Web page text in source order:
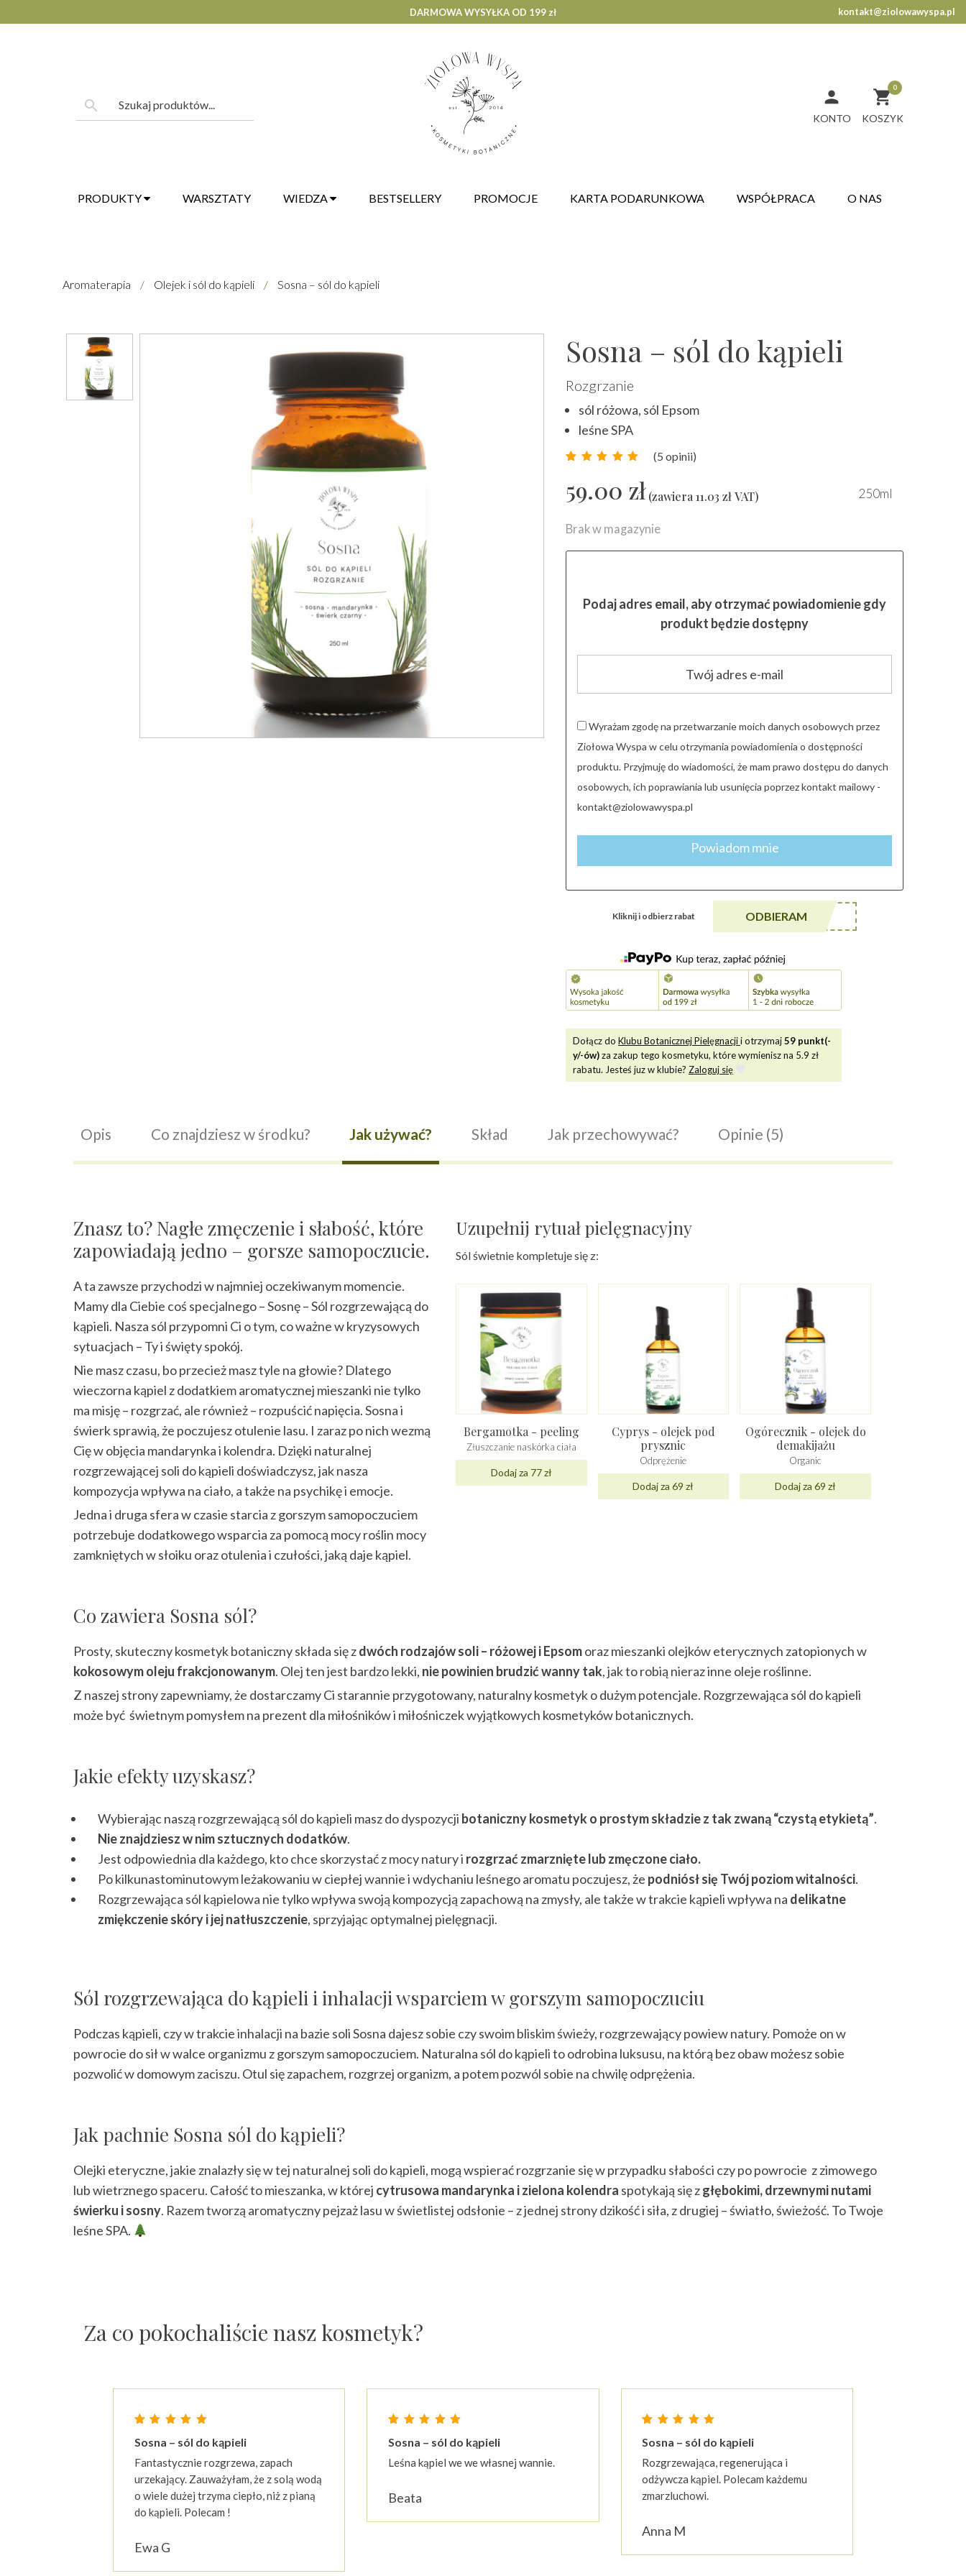
to
DARMOWA WYSYŁKA OD 199 zł kontakt@ziolowawyspa.pl
search 0

KONTO
PRODUKTY WARSZTATY WIEDZA BESTSELLERY PROMOCJE KARTA PODARUNKOWA WSPÓŁPRACA O NAS
Aromaterapia / Olejek i sól do kąpieli / Sosna – sól do kąpieli
Sosna – sól do kąpieli
Rozgrzanie
sól różowa, sól Epsom
leśne SPA
(5 opinii)
59.00 zł (zawiera11.03 złVAT) 250ml
Brak w magazynie
Podaj adres email, aby otrzymać powiadomienie gdy
produkt będzie dostępny
Wyrażam zgodę na przetwarzanie moich danych osobowych przez
Ziołowa Wyspa w celu otrzymania powiadomienia o dostępności
produktu. Przyjmuję do wiadomości, że mam prawo dostępu do danych
osobowych, ich poprawiania lub usunięcia poprzez kontakt mailowy -
kontakt@ziolowawyspa.pl
Powiadom mnie
Kliknij i odbierz rabat ODBIERAM
******A5
Dołącz do Klubu Botanicznej Pielęgnacjii otrzymaj59 punkt(-
y/-ów)za zakup tego kosmetyku, które wymienisz na 5.9 zł
rabatu. Jesteś juz w klubie? Zaloguj się
Opis Co znajdziesz w środku? Jak używać? Skład Jak przechowywać? Opinie (5)
Uzupełnij rytuał pielęgnacyjny
Sól świetnie kompletuje się z:
Bergamotka - peeling
Złuszczanie naskórka ciała
Dodaj za 77 zł
Cyprys - olejek pod
prysznic
Odprężenie
Dodaj za 69 zł
Ogórecznik - olejek do
demakijażu
Organic
Dodaj za 69 zł
Znasz to? Nagłe zmęczenie i słabość, które
zapowiadają jedno – gorsze samopoczucie.
A ta zawsze przychodzi w najmniej oczekiwanym momencie.
Mamy dla Ciebie coś specjalnego – Sosnę – Sól rozgrzewającą do
kąpieli. Nasza sól przypomni Ci o tym, co ważne w kryzysowych
sytuacjach – Ty i święty spokój.
Nie masz czasu, bo przecież masz tyle na głowie? Dlatego
wieczorna kąpiel z dodatkiem aromatycznej mieszanki nie tylko
ma misję – rozgrzać, ale również – rozpuścić napięcia. Sosna i
świerk sprawią, że poczujesz otulenie lasu. I zaraz po nich wezmą
Cię w objęcia mandarynka i kolendra. Dzięki naturalnej
rozgrzewającej soli do kąpieli doświadczysz, jak nasza
kompozycja wpływa na ciało, a także na psychikę i emocje.
Jedna i druga sfera w czasie starcia z gorszym samopoczuciem
potrzebuje dodatkowego wsparcia za pomocą mocy roślin mocy
zamkniętych w słoiku oraz otulenia i czułości, jaką daje kąpiel.
Co zawiera Sosna sól?
Prosty, skuteczny kosmetyk botaniczny składa się zdwóch rodzajów soli – różowej i Epsomoraz mieszanki olejków eterycznych zatopionych w
kokosowym oleju frakcjonowanym. Olej ten jest bardzo lekki, nie powinien brudzić wanny tak, jak to robią nieraz inne oleje roślinne.
Z naszej strony zapewniamy, że dostarczamy Ci starannie przygotowany, naturalny kosmetyk o dużym potencjale. Rozgrzewająca sól do kąpieli
może być świetnym pomysłem na prezent dla miłośników i miłośniczek wyjątkowych kosmetyków botanicznych.
Jakie efekty uzyskasz?
Wybierając naszą rozgrzewającą sól do kąpieli masz do dyspozycji botaniczny kosmetyk o prostym składzie z tak zwaną “czystą etykietą”.
Nie znajdziesz w nim sztucznych dodatków.
Jest odpowiednia dla każdego, kto chce skorzystać z mocy natury i rozgrzać zmarznięte lub zmęczone ciało.
Po kilkunastominutowym leżakowaniu w ciepłej wannie i wdychaniu leśnego aromatu poczujesz, że podniósł się Twój poziom witalności.
Rozgrzewająca sól kąpielowa nie tylko wpływa swoją kompozycją zapachową na zmysły, ale także w trakcie kąpieli wpływa na delikatne
zmiękczenie skóry i jej natłuszczenie, sprzyjając optymalnej pielęgnacji.
Sól rozgrzewająca do kąpieli i inhalacji wsparciem w gorszym samopoczuciu
Podczas kąpieli, czy w trakcie inhalacji na bazie soli Sosna dajesz sobie czy swoim bliskim świeży, rozgrzewający powiew natury. Pomoże on w
powrocie do sił w walce organizmu z gorszym samopoczuciem. Naturalna sól do kąpieli to odrobina luksusu, na którą bez obaw możesz sobie
pozwolić w domowym zaciszu. Otul się zapachem, rozgrzej organizm, a potem pozwól sobie na chwilę odprężenia.
Jak pachnie Sosna sól do kąpieli?
Olejki eteryczne, jakie znalazły się w tej naturalnej soli do kąpieli, mogą wspierać rozgrzanie się w przypadku słabości czy po powrocie z zimowego
lub wietrznego spaceru. Całość to mieszanka, w której cytrusowa mandarynka i zielona kolendra spotykają się zgłębokimi, drzewnymi nutami
świerku i sosny. Razem tworzą aromatyczny pejzaż lasu w świetlistej odsłonie – z jednej strony dzikość i siła, z drugiej – światło, świeżość. To Twoje
leśne SPA.
Za co pokochaliście nasz kosmetyk?
4.87
Sosna – sól do kąpieli
Fantastycznie rozgrzewa, zapach
urzekający. Zauważyłam, że z solą wodą
o wiele dużej trzyma ciepło, niż z pianą
do kąpieli. Polecam !
Ewa G
4.87
Sosna – sól do kąpieli
Leśna kąpiel we we własnej wannie.
Beata
4.87
Sosna – sól do kąpieli
Rozgrzewająca, regenerująca i
odżywcza kąpiel. Polecam każdemu
zmarzluchowi.
Anna M